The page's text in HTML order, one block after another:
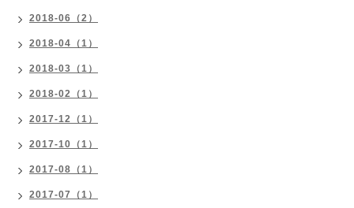
2018-06（2）
2018-04（1）
2018-03（1）
2018-02（1）
2017-12（1）
2017-10（1）
2017-08（1）
2017-07（1）